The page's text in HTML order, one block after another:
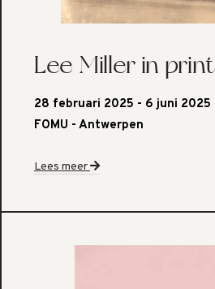
Lee Miller in print
28 februari 2025 - 6 juni 2025
FOMU - Antwerpen
Lees meer